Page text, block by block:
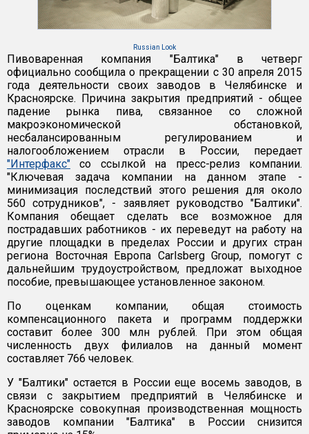
Russian Look
Пивоваренная компания "Балтика" в четверг
официально сообщила о прекращении с 30 апреля 2015
года деятельности своих заводов в Челябинске и
Красноярске. Причина закрытия предприятий - общее
падение рынка пива, связанное со сложной
макроэкономической обстановкой,
несбалансированным регулированием и
налогообложением отрасли в России, передает
"Интерфакс" со ссылкой на пресс-релиз компании.
"Ключевая задача компании на данном этапе -
минимизация последствий этого решения для около
560 сотрудников", - заявляет руководство "Балтики".
Компания обещает сделать все возможное для
пострадавших работников - их переведут на работу на
другие площадки в пределах России и других стран
региона Восточная Европа Carlsberg Group, помогут с
дальнейшим трудоустройством, предложат выходное
пособие, превышающее установленное законом.
По оценкам компании, общая стоимость
компенсационного пакета и программ поддержки
составит более 300 млн рублей. При этом общая
численность двух филиалов на данный момент
составляет 766 человек.
У "Балтики" остается в России еще восемь заводов, в
связи с закрытием предприятий в Челябинске и
Красноярске совокупная производственная мощность
заводов компании "Балтика" в России снизится